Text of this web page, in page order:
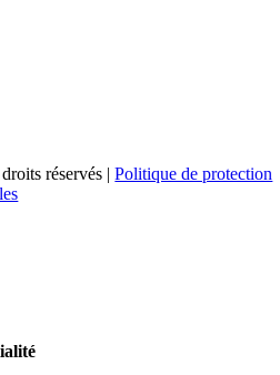
réservés |Politique de protection